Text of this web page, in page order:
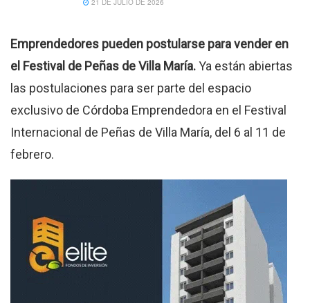
21 DE JULIO DE 2026
Emprendedores pueden postularse para vender en
el Festival de Peñas de Villa María.Ya están abiertas
las postulaciones para ser parte del espacio
exclusivo de Córdoba Emprendedora en el Festival
Internacional de Peñas de Villa María, del 6 al 11 de
febrero.